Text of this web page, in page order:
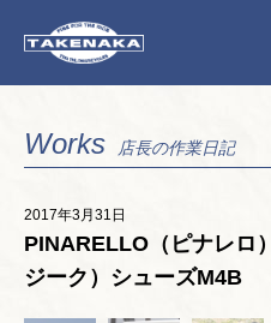
Works 店長の作業日記
2017年3月31日
PINARELLO（ピナレロ
ジーク）シューズM4B